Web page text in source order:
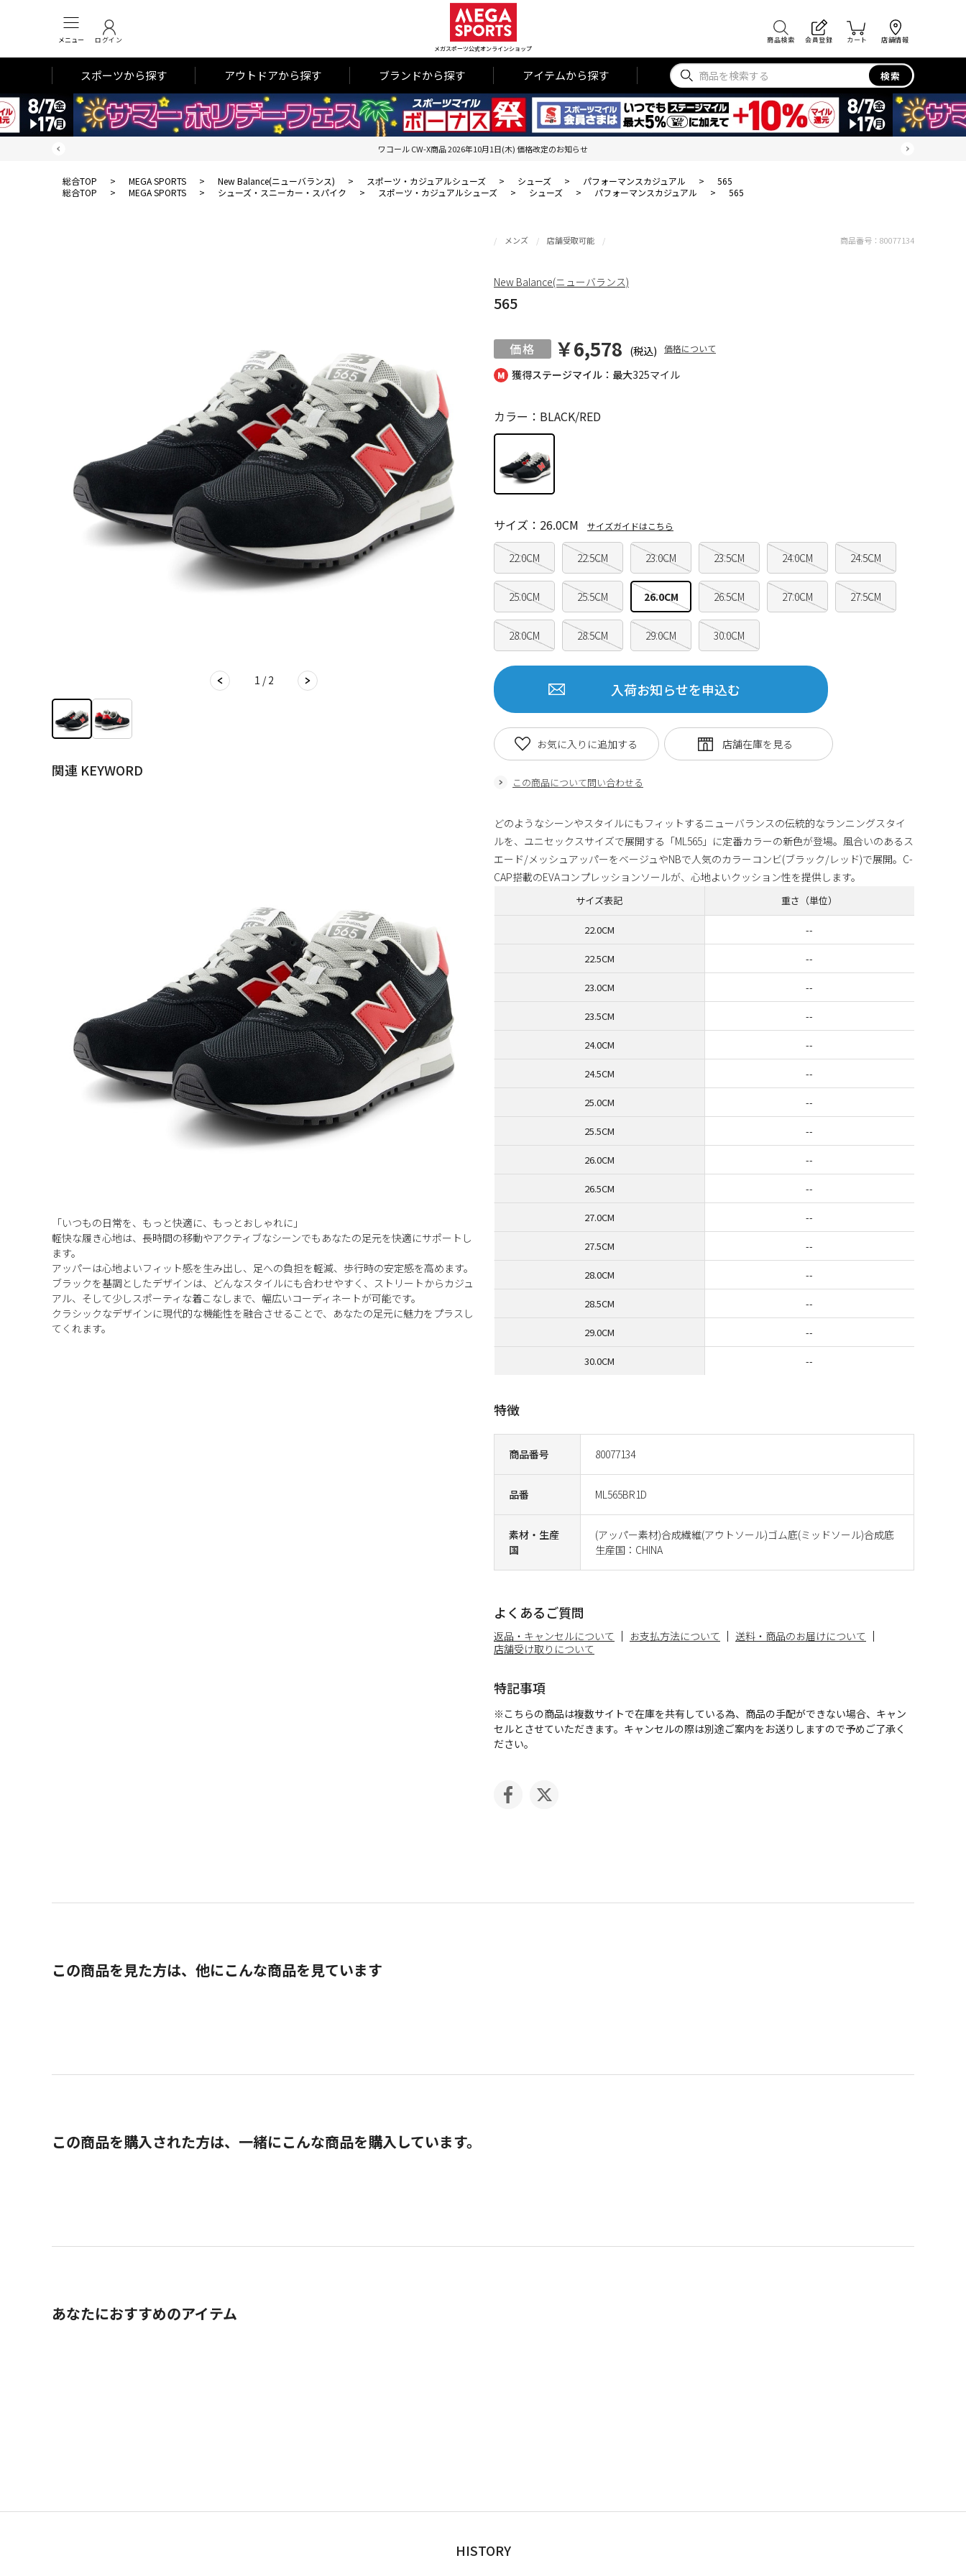
メニュー ログイン
メガスポーツ公式オンラインショップ
商品検索 会員登録 カート 店舗情報
スポーツから探す アウトドアから探す ブランドから探す アイテムから探す 検索
ワコール CW-X商品 2026年10月1日(木) 価格改定のお知らせ
総合TOP > MEGA SPORTS > New Balance(ニューバランス) > スポーツ・カジュアルシューズ > シューズ > パフォーマンスカジュアル >
565
総合TOP
> MEGA SPORTS > シューズ・スニーカー・スパイク > スポーツ・カジュアルシューズ > シューズ > パフォーマンスカジュアル > 565
1 / 2
関連 KEYWORD
「いつもの日常を、もっと快適に、もっとおしゃれに」
軽快な履き心地は、長時間の移動やアクティブなシーンでもあなたの足元を快適にサポートし
ます。
アッパーは心地よいフィット感を生み出し、足への負担を軽減、歩行時の安定感を高めます。
ブラックを基調としたデザインは、どんなスタイルにも合わせやすく、ストリートからカジュ
アル、そして少しスポーティな着こなしまで、幅広いコーディネートが可能です。
クラシックなデザインに現代的な機能性を融合させることで、あなたの足元に魅力をプラスし
てくれます。
獲得ステージマイル：最大325マイル
メンズ 店舗受取可能
565
￥6,578 (税込) 価格について
商品番号 80077134
品番 ML565BR1D
素材・生産
国
(アッパー素材)合成繊維(アウトソール)ゴム底(ミッドソール)合成底
生産国：CHINA
カラー：BLACK/RED
22.0CM 22.5CM 23.0CM 23.5CM 24.0CM 24.5CM
25.0CM 25.5CM 26.0CM 26.5CM 27.0CM 27.5CM
28.0CM 28.5CM 29.0CM 30.0CM
サイズ：26.0CM サイズガイドはこちら
入荷お知らせを申込む
この商品について問い合わせる
お気に入りに追加する
商品番号： 80077134
New Balance(ニューバランス)
どのようなシーンやスタイルにもフィットするニューバランスの伝統的なランニングスタイ
ルを、ユニセックスサイズで展開する「ML565」に定番カラーの新色が登場。風合いのあるス
エード/メッシュアッパーをベージュやNBで人気のカラーコンビ(ブラック/レッド)で展開。C-
CAP搭載のEVAコンプレッションソールが、心地よいクッション性を提供します。
特徴
よくあるご質問
返品・キャンセルについて お支払方法について
送料・商品のお届けについて
店舗受け取りについて
特記事項
※こちらの商品は複数サイトで在庫を共有している為、商品の手配ができない場合、キャン
セルとさせていただきます。キャンセルの際は別途ご案内をお送りしますので予めご了承く
ださい。
サイズ表記 重さ（単位）
22.0CM --
22.5CM --
23.0CM --
23.5CM --
24.0CM --
24.5CM --
25.0CM --
25.5CM --
26.0CM --
26.5CM --
27.0CM --
27.5CM --
28.0CM --
28.5CM --
29.0CM --
30.0CM --
この商品を見た方は、他にこんな商品を見ています
この商品を購入された方は、一緒にこんな商品を購入しています。
あなたにおすすめのアイテム
HISTORY